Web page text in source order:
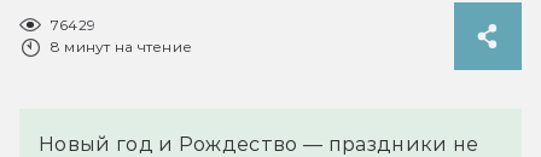
76429
8 минут на чтение
Новый год и Рождество — праздники не